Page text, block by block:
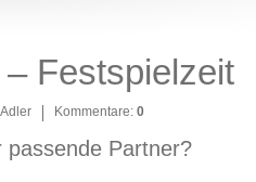
Festspielzeit
Kommentare: 0
passende Partner?